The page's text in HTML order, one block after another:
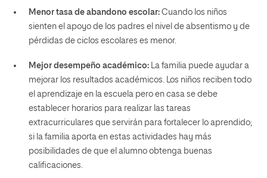
Menor tasa de abandono escolar:Cuando los niños
sienten el apoyo de los padres el nivel de absentismo y de
pérdidas de ciclos escolares es menor.
Mejor desempeño académico:La familia puede ayudar a
mejorar los resultados académicos. Los niños reciben todo
el aprendizaje en la escuela pero en casa se debe
establecer horarios para realizar las tareas
extracurriculares que servirán para fortalecer lo aprendido;
si la familia aporta en estas actividades hay más
posibilidades de que el alumno obtenga buenas
calificaciones.